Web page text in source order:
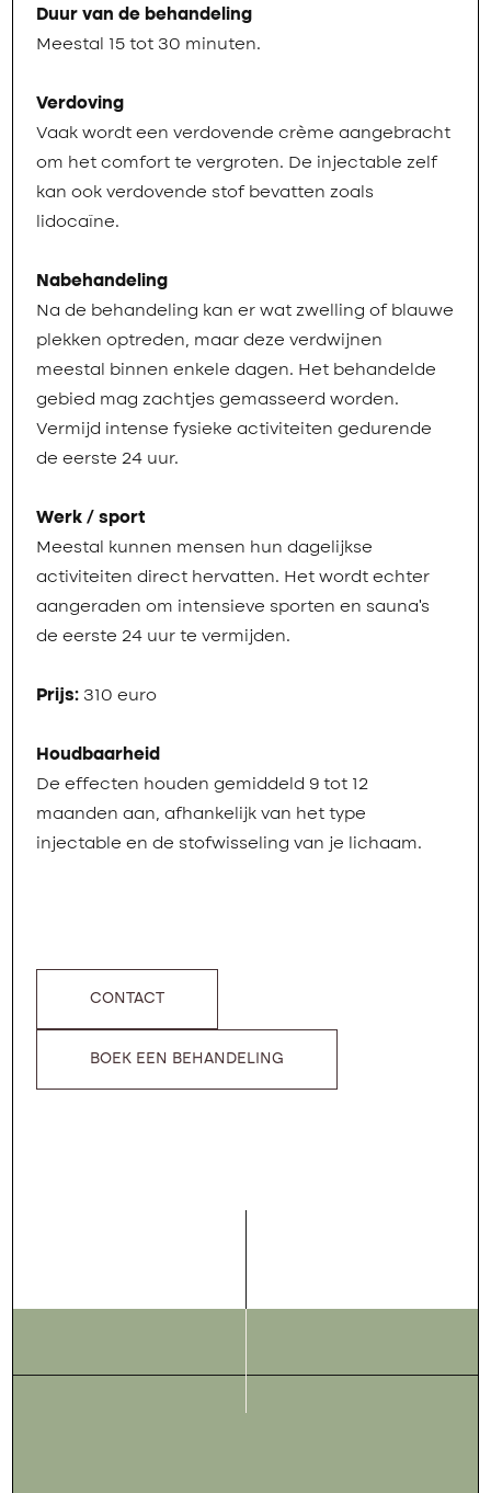
Duur van de behandeling
Meestal 15 tot 30 minuten.
Verdoving
Vaak wordt een verdovende crème aangebracht
om het comfort te vergroten. De injectable zelf
kan ook verdovende stof bevatten zoals
lidocaïne.
Nabehandeling
Na de behandeling kan er wat zwelling of blauwe
plekken optreden, maar deze verdwijnen
meestal binnen enkele dagen. Het behandelde
gebied mag zachtjes gemasseerd worden.
Vermijd intense fysieke activiteiten gedurende
de eerste 24 uur.
Werk / sport
Meestal kunnen mensen hun dagelijkse
activiteiten direct hervatten. Het wordt echter
aangeraden om intensieve sporten en sauna’s
de eerste 24 uur te vermijden.
Prijs: 310 euro
Houdbaarheid
De effecten houden gemiddeld 9 tot 12
maanden aan, afhankelijk van het type
injectable en de stofwisseling van je lichaam.
CONTACT
BOEK EEN BEHANDELING